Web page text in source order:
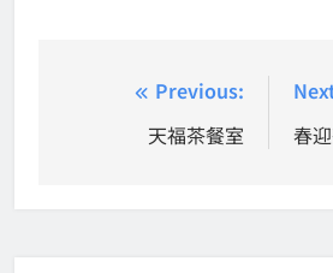
navigation
Previous:
天福茶餐室
春